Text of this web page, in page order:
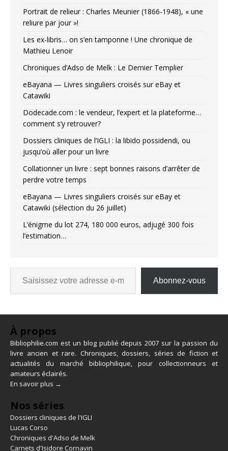
Portrait de relieur : Charles Meunier (1866-1948), « une
reliure par jour »!
Les ex-libris… on s’en tamponne ! Une chronique de
Mathieu Lenoir
Chroniques d’Adso de Melk : Le Dernier Templier
eBayana — Livres singuliers croisés sur eBay et
Catawiki
Dodecade.com : le vendeur, l’expert et la plateforme…
comment s’y retrouver?
Dossiers cliniques de l’IGLI : la libido possidendi, ou
jusqu’où aller pour un livre
Collationner un livre : sept bonnes raisons d’arrêter de
perdre votre temps
eBayana — Livres singuliers croisés sur eBay et
Catawiki (sélection du 26 juillet)
L’énigme du lot 274, 180 000 euros, adjugé 300 fois
l’estimation…
Abonnez-vous
À propos
Bibliophilie.com est un blog publié depuis 2007 sur la passion du
livre ancien et rare. Chroniques, dossiers, séries de fiction et
actualités du marché bibliophilique, pour collectionneurs et
amateurs éclairés.
En savoir plus →
Nos séries
Dossiers cliniques de l'IGLI
Lucas Corso
Chroniques d'Adso de Melk
Carnets d'Isidore Cornavin